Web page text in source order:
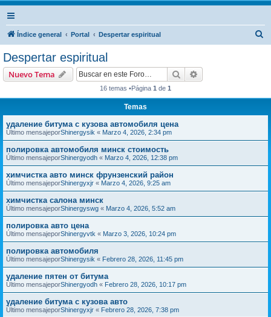
Índice general Portal Despertar espiritual
Despertar espiritual
Nuevo Tema Buscar
16 temas •Página 1 de 1
Temas
удаление битума с кузова автомобиля цена
Último mensajeporShinergysik « Marzo 4, 2026, 2:34 pm
полировка автомобиля минск стоимость
Último mensajeporShinergyodh « Marzo 4, 2026, 12:38 pm
химчистка авто минск фрунзенский район
Último mensajeporShinergyxjr « Marzo 4, 2026, 9:25 am
химчистка салона минск
Último mensajeporShinergyswg « Marzo 4, 2026, 5:52 am
полировка авто цена
Último mensajeporShinergyvtk « Marzo 3, 2026, 10:24 pm
полировка автомобиля
Último mensajeporShinergysik « Febrero 28, 2026, 11:45 pm
удаление пятен от битума
Último mensajeporShinergyodh « Febrero 28, 2026, 10:17 pm
удаление битума с кузова авто
Último mensajeporShinergyxjr « Febrero 28, 2026, 7:38 pm